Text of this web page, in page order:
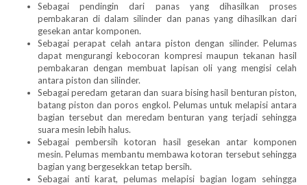
Sebagai pendingin dari panas yang dihasilkan proses
pembakaran di dalam silinder dan panas yang dihasilkan dari
gesekan antar komponen.
Sebagai perapat celah antara piston dengan silinder. Pelumas
dapat mengurangi kebocoran kompresi maupun tekanan hasil
pembakaran dengan membuat lapisan oli yang mengisi celah
antara piston dan silinder.
Sebagai peredam getaran dan suara bising hasil benturan piston,
batang piston dan poros engkol. Pelumas untuk melapisi antara
bagian tersebut dan meredam benturan yang terjadi sehingga
suara mesin lebih halus.
Sebagai pembersih kotoran hasil gesekan antar komponen
mesin. Pelumas membantu membawa kotoran tersebut sehingga
bagian yang bergesekkan tetap bersih.
Sebagai anti karat, pelumas melapisi bagian logam sehingga